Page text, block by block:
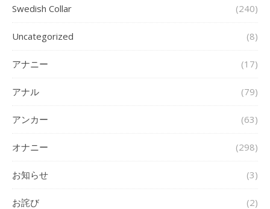
Swedish Collar (240)
Uncategorized (8)
アナニー (17)
アナル (79)
アンカー (63)
オナニー (298)
お知らせ (3)
お詫び (2)